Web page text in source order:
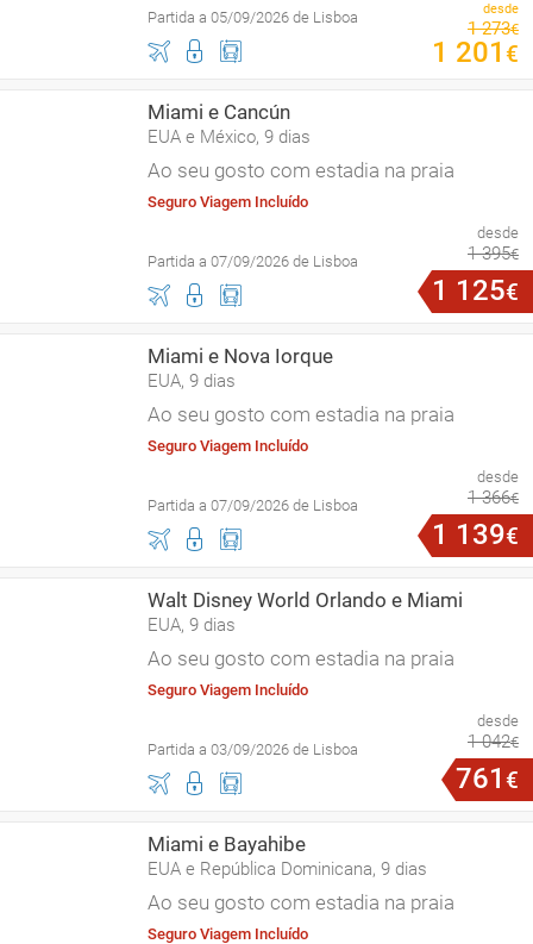
Partida a 05/09/2026 de Lisboa desde
1 273€
1 201 €
Miami e Cancún
EUA e México, 9 dias
Ao seu gosto com estadia na praia
Seguro Viagem Incluído
Partida a 07/09/2026 de Lisboa
desde
1 395€
1 125€
Miami e Nova Iorque
EUA, 9 dias
Ao seu gosto com estadia na praia
Seguro Viagem Incluído
Partida a 07/09/2026 de Lisboa
desde
1 366€
1 139€
Walt Disney World Orlando e Miami
EUA, 9 dias
Ao seu gosto com estadia na praia
Seguro Viagem Incluído
Partida a 03/09/2026 de Lisboa
desde
1 042€
761 €
Miami e Bayahibe
EUA e República Dominicana, 9 dias
Ao seu gosto com estadia na praia
Seguro Viagem Incluído